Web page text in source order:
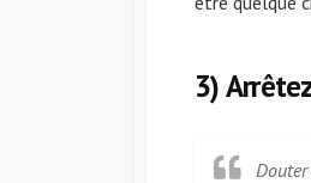
3)